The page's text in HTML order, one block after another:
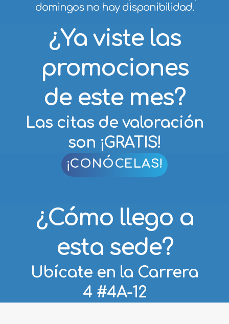
¿Ya viste las
promociones
de este mes?
Las citas de valoración
son ¡GRATIS!
¡CONÓCELAS!
¿Cómo llego a
esta sede?
Ubícate en la Carrera
4 #4A-12